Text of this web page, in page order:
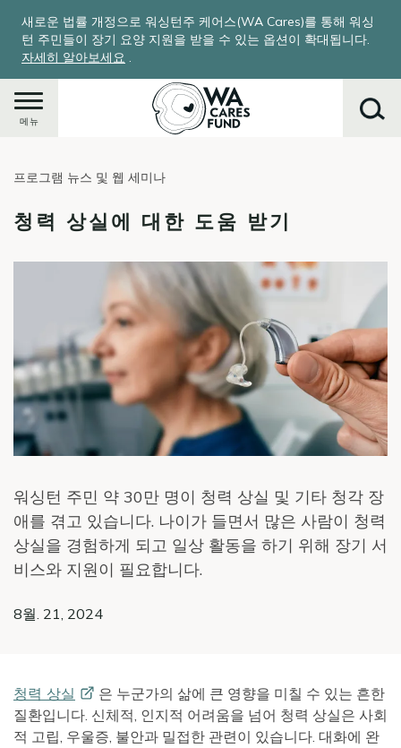
텐
새로운 법률 개정으로 워싱턴주 케어스(WA Cares)를 통해 워싱
턴 주민들이 장기 요양 지원을 받을 수 있는 옵션이 확대됩니다.
자세히 알아보세요 .
메뉴
프로그램 뉴스 및 웹 세미나
청력 상실에 대한 도움 받기
8월. 21, 2024
워싱턴 주민 약 30만 명이 청력 상실 및 기타 청각 장
애를 겪고 있습니다. 나이가 들면서 많은 사람이 청력
상실을 경험하게 되고 일상 활동을 하기 위해 장기 서
비스와 지원이 필요합니다.
청력 상실
은 누군가의 삶에 큰 영향을 미칠 수 있는 흔한
질환입니다. 신체적, 인지적 어려움을 넘어 청력 상실은 사회
적 고립, 우울증, 불안과 밀접한 관련이 있습니다. 대화에 완